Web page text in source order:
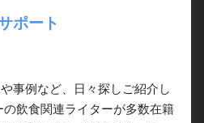
ポート
事例など、日々探しご紹介し
飲食関連ライターが多数在籍